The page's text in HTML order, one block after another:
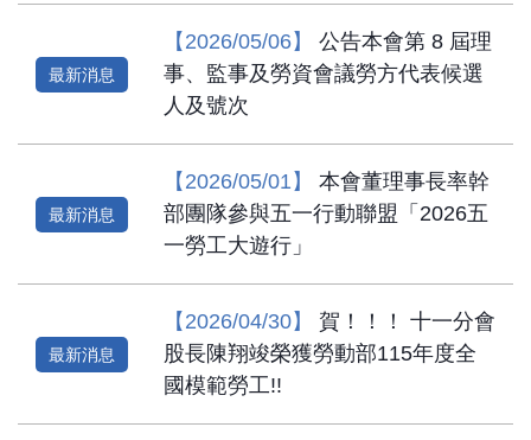
最新消息
【2026/05/06】 公告本會第 8 屆理
事、監事及勞資會議勞方代表候選
人及號次
最新消息
【2026/05/01】
本會董理事長率幹
部團隊參與五一行動聯盟「2026五
一勞工大遊行」
最新消息
【2026/04/30】
賀！！！ 十一分會
股長陳翔竣榮獲勞動部115年度全
國模範勞工!!